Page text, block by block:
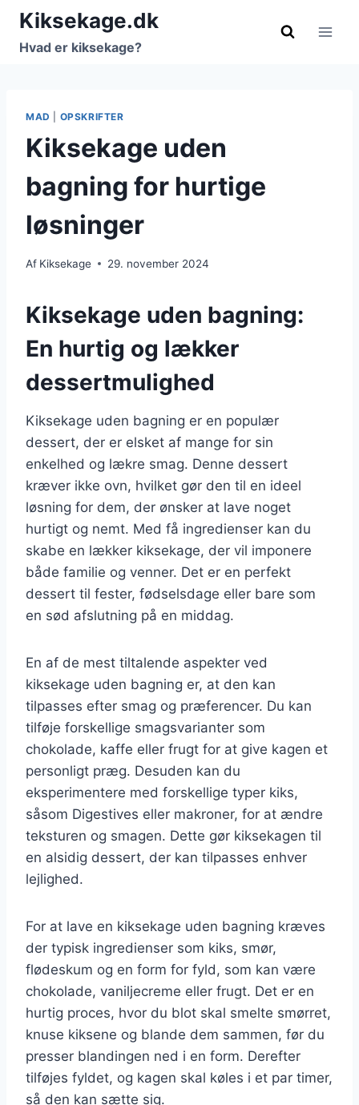
Fortsæt
indhold
Kiksekage.dk
Hvad er kiksekage?
MAD OPSKRIFTER
Kiksekage uden
bagning for hurtige
løsninger
Af Kiksekage 29. november 2024
Kiksekage uden bagning:
En hurtig og lækker
dessertmulighed
Kiksekage uden bagning er en populær
dessert, der er elsket af mange for sin
enkelhed og lækre smag. Denne dessert
kræver ikke ovn, hvilket gør den til en ideel
løsning for dem, der ønsker at lave noget
hurtigt og nemt. Med få ingredienser kan du
skabe en lækker kiksekage, der vil imponere
både familie og venner. Det er en perfekt
dessert til fester, fødselsdage eller bare som
en sød afslutning på en middag.
En af de mest tiltalende aspekter ved
kiksekage uden bagning er, at den kan
tilpasses efter smag og præferencer. Du kan
tilføje forskellige smagsvarianter som
chokolade, kaffe eller frugt for at give kagen et
personligt præg. Desuden kan du
eksperimentere med forskellige typer kiks,
såsom Digestives eller makroner, for at ændre
teksturen og smagen. Dette gør kiksekagen til
en alsidig dessert, der kan tilpasses enhver
lejlighed.
For at lave en kiksekage uden bagning kræves
der typisk ingredienser som kiks, smør,
flødeskum og en form for fyld, som kan være
chokolade, vaniljecreme eller frugt. Det er en
hurtig proces, hvor du blot skal smelte smørret,
knuse kiksene og blande dem sammen, før du
presser blandingen ned i en form. Derefter
tilføjes fyldet, og kagen skal køles i et par timer,
så den kan sætte sig.